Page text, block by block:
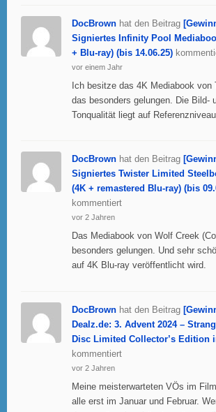
DocBrown hat den Beitrag
Signiertes Infinity Pool
+ Blu-ray) (bis 14.06.25)
vor einem Jahr
Ich besitze das 4K Mediabook von
das besonders gelungen. Die Bild-
Tonqualität liegt auf
DocBrown hat den Beitrag
Signiertes Twister Limited
(4K + remastered Blu-ray) (bis
kommentiert
vor 2 Jahren
Das Mediabook von Wolf Creek
besonders gelungen. Und sehr
auf 4K Blu-ray veröffentlicht wird.
DocBrown hat den Beitrag
Dealz.de: 3. Advent 2024 –
Disc Limited Collector’s Edition
kommentiert
vor 2 Jahren
Meine meisterwarteten VÖs im
alle erst im Januar und Februar.